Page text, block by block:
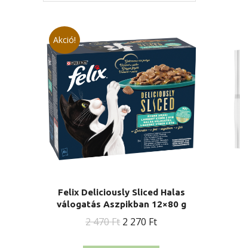
Akció!
Felix Deliciously Sliced Halas
válogatás Aszpikban 12×80 g
2 470Ft Original
2 270 FtCurrent